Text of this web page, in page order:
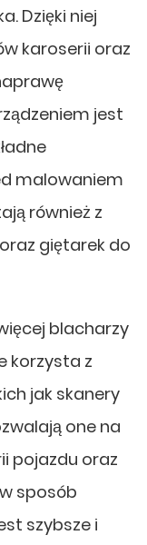
Dzięki niej
karoserii oraz
jest
malowaniem
również z
giętarek do
blacharzy
korzysta z
jak skanery
one na
pojazdu oraz
sposób
szybsze i